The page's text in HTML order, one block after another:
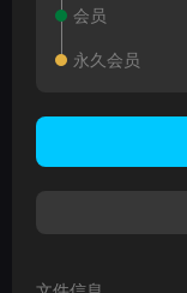
会员
永久会员